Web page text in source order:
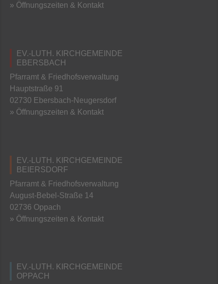
» Öffnungszeiten & Kontakt
EV.-LUTH. KIRCHGEMEINDE
EBERSBACH
Pfarramt & Friedhofsverwaltung
Hauptstraße 91
02730 Ebersbach-Neugersdorf
» Öffnungszeiten & Kontakt
EV.-LUTH. KIRCHGEMEINDE
BEIERSDORF
Pfarramt & Friedhofsverwaltung
August-Bebel-Straße 14
02736 Oppach
» Öffnungszeiten & Kontakt
EV.-LUTH. KIRCHGEMEINDE
OPPACH